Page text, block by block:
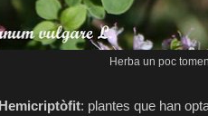
Herba un poc
Hemicriptòfit: plantes que han